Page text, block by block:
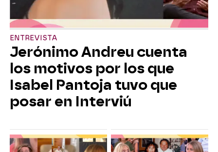
ENTREVISTA
Jerónimo Andreu cuenta
los motivos por los que
Isabel Pantoja tuvo que
posar en Interviú